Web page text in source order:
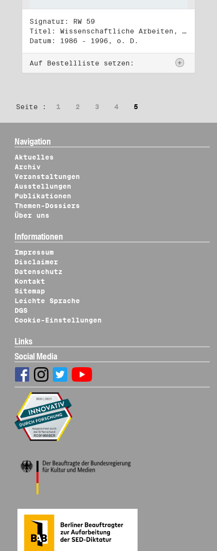
Signatur: RW 59
Titel: Wissenschaftliche Arbeiten, Studien und Manuskripte Dritter (3)
Datum: 1986 - 1996, o. D.
Auf Bestellliste setzen:
Seite : 1 2 3 4 5
Navigation
Aktuelles
Archiv
Veranstaltungen
Ausstellungen
Publikationen
Themen-Dossiers
Über uns
Informationen
Impressum
Disclaimer
Datenschutz
Kontakt
Sitemap
Leichte Sprache
DGS
Cookie-Einstellungen
Links
Social Media